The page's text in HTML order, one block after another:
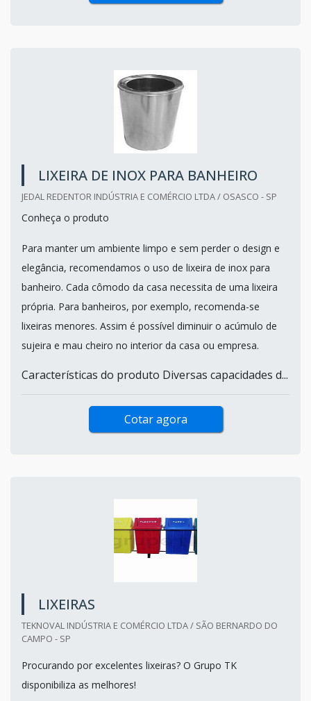
LIXEIRA DE INOX PARA BANHEIRO
JEDAL REDENTOR INDÚSTRIA E COMÉRCIO LTDA / OSASCO - SP
Conheça o produto
Para manter um ambiente limpo e sem perder o design e
elegância, recomendamos o uso de lixeira de inox para
banheiro. Cada cômodo da casa necessita de uma lixeira
própria. Para banheiros, por exemplo, recomenda-se
lixeiras menores. Assim é possível diminuir o acúmulo de
sujeira e mau cheiro no interior da casa ou empresa.
Características do produto Diversas capacidades d...
Cotar agora
LIXEIRAS
TEKNOVAL INDÚSTRIA E COMÉRCIO LTDA / SÃO BERNARDO DO
CAMPO - SP
Procurando por excelentes lixeiras? O Grupo TK
disponibiliza as melhores!